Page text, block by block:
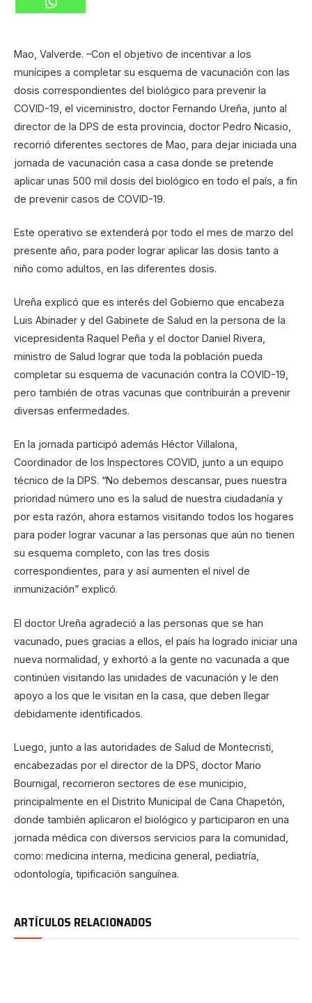
Mao, Valverde. –Con el objetivo de incentivar a los
munícipes a completar su esquema de vacunación con las
dosis correspondientes del biológico para prevenir la
COVID-19, el viceministro, doctor Fernando Ureña, junto al
director de la DPS de esta provincia, doctor Pedro Nicasio,
recorrió diferentes sectores de Mao, para dejar iniciada una
jornada de vacunación casa a casa donde se pretende
aplicar unas 500 mil dosis del biológico en todo el país, a fin
de prevenir casos de COVID-19.
Este operativo se extenderá por todo el mes de marzo del
presente año, para poder lograr aplicar las dosis tanto a
niño como adultos, en las diferentes dosis.
Ureña explicó que es interés del Gobierno que encabeza
Luis Abinader y del Gabinete de Salud en la persona de la
vicepresidenta Raquel Peña y el doctor Daniel Rivera,
ministro de Salud lograr que toda la población pueda
completar su esquema de vacunación contra la COVID-19,
pero también de otras vacunas que contribuirán a prevenir
diversas enfermedades.
En la jornada participó además Héctor Villalona,
Coordinador de los Inspectores COVID, junto a un equipo
técnico de la DPS. “No debemos descansar, pues nuestra
prioridad número uno es la salud de nuestra ciudadanía y
por esta razón, ahora estamos visitando todos los hogares
para poder lograr vacunar a las personas que aún no tienen
su esquema completo, con las tres dosis
correspondientes, para y así aumenten el nivel de
inmunización” explicó.
El doctor Ureña agradeció a las personas que se han
vacunado, pues gracias a ellos, el país ha logrado iniciar una
nueva normalidad, y exhortó a la gente no vacunada a que
continúen visitando las unidades de vacunación y le den
apoyo a los que le visitan en la casa, que deben llegar
debidamente identificados.
Luego, junto a las autoridades de Salud de Montecristi,
encabezadas por el director de la DPS, doctor Mario
Bournigal, recorrieron sectores de ese municipio,
principalmente en el Distrito Municipal de Cana Chapetón,
donde también aplicaron el biológico y participaron en una
jornada médica con diversos servicios para la comunidad,
como: medicina interna, medicina general, pediatría,
odontología, tipificación sanguínea.
ARTÍCULOS RELACIONADOS